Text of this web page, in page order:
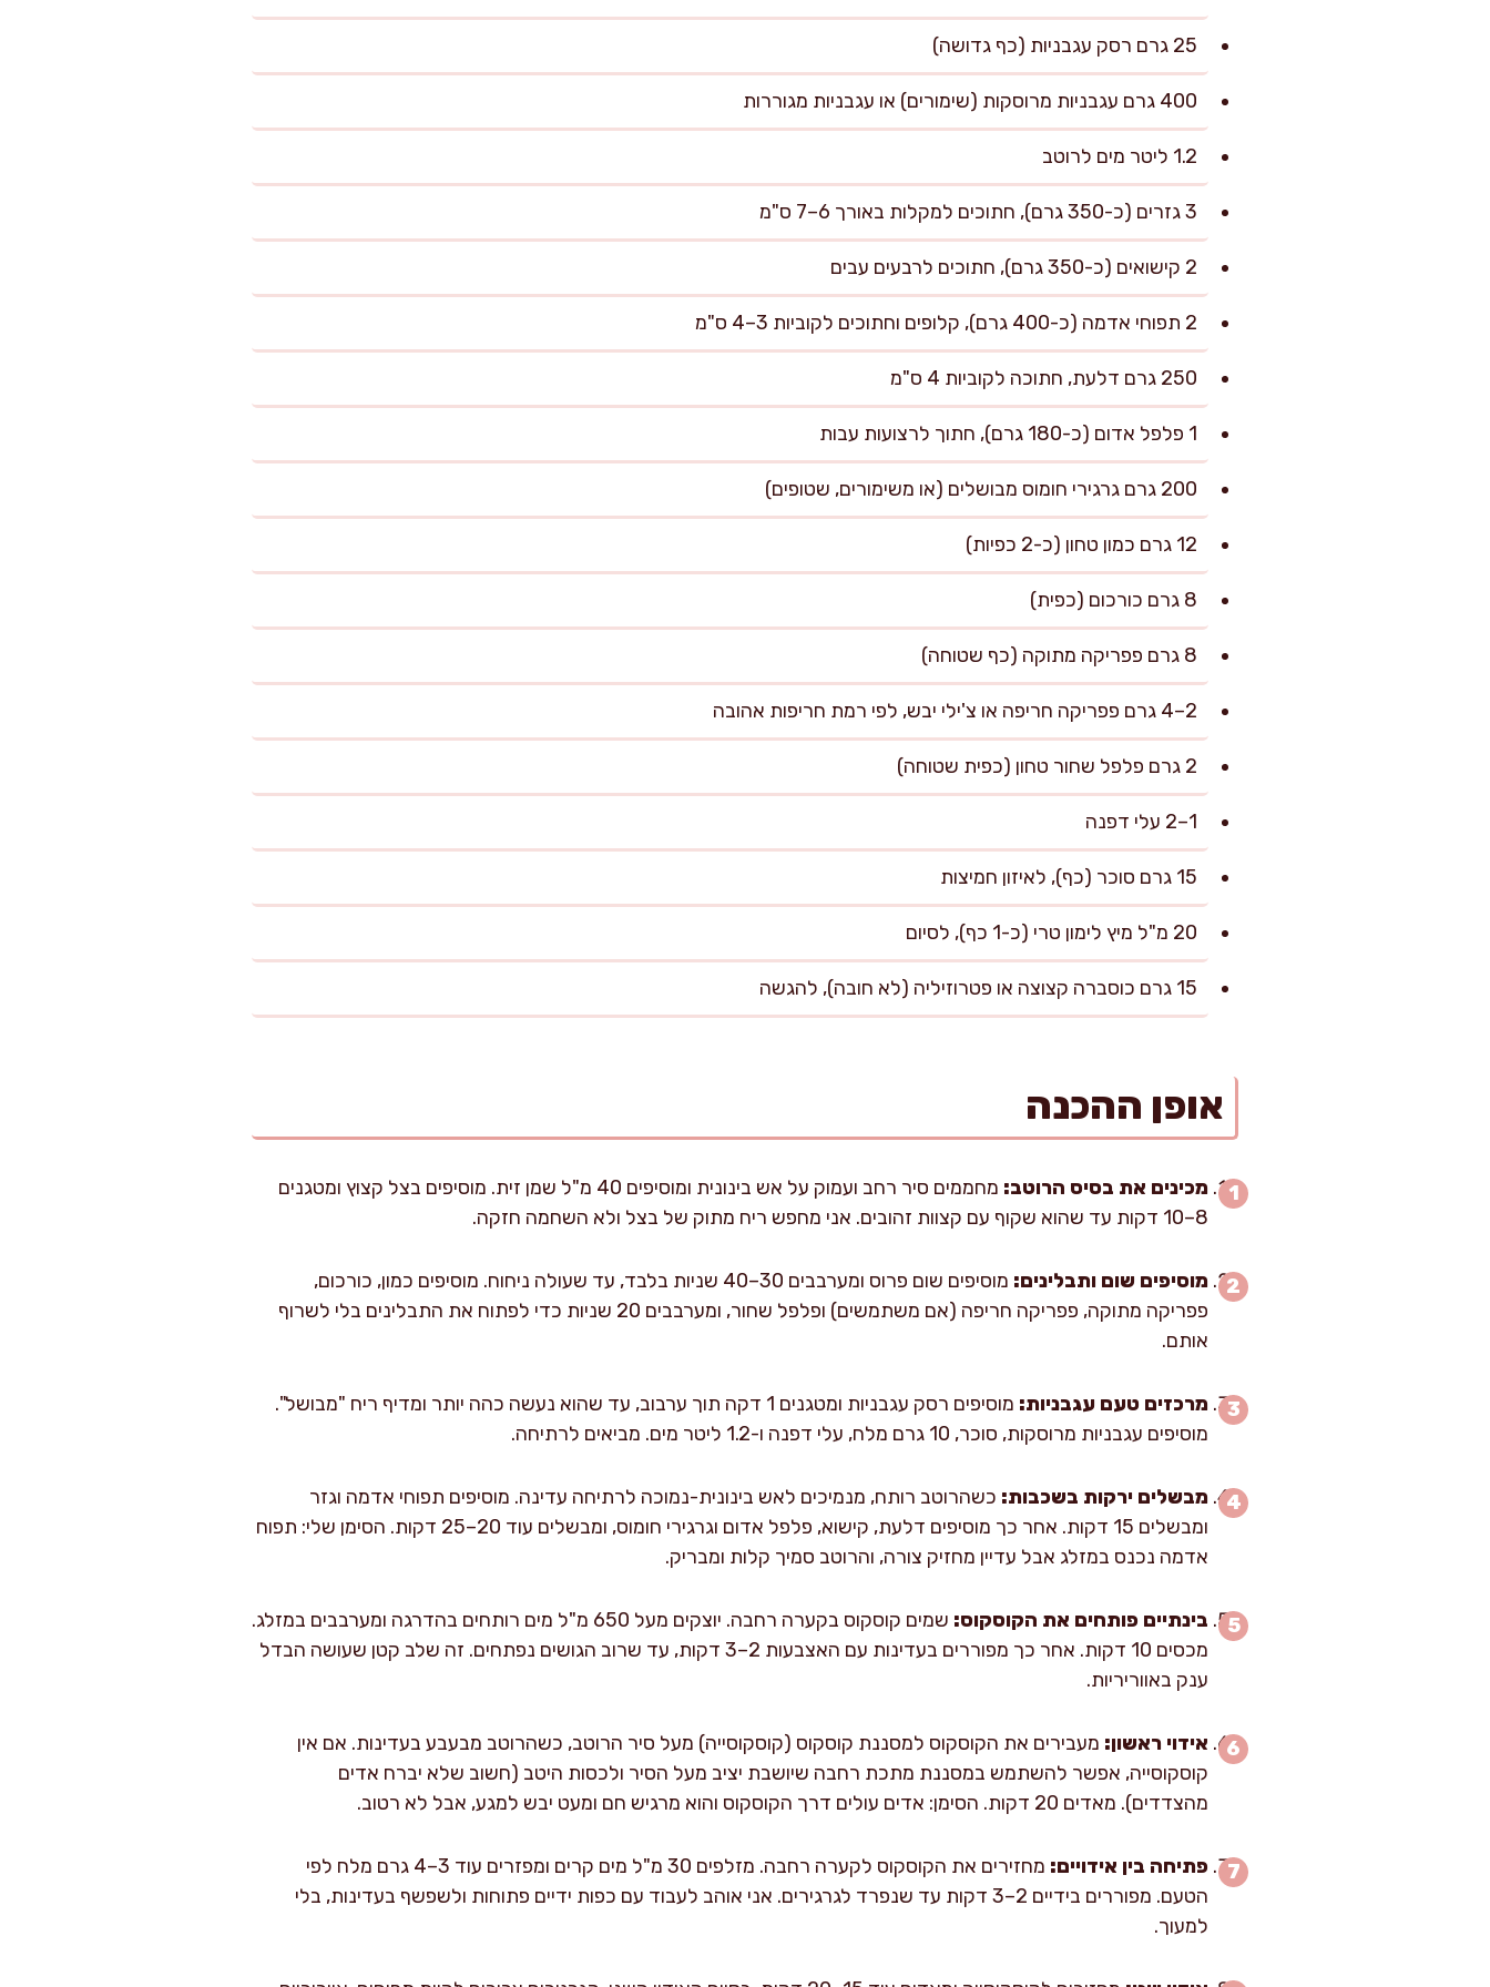
25 גרם רסק עגבניות (כף גדושה)
400 גרם עגבניות מרוסקות (שימורים) או עגבניות מגוררות
1.2 ליטר מים לרוטב
3 גזרים (כ-350 גרם), חתוכים למקלות באורך 6–7 ס"מ
2 קישואים (כ-350 גרם), חתוכים לרבעים עבים
2 תפוחי אדמה (כ-400 גרם), קלופים וחתוכים לקוביות 3–4 ס"מ
250 גרם דלעת, חתוכה לקוביות 4 ס"מ
1 פלפל אדום (כ-180 גרם), חתוך לרצועות עבות
200 גרם גרגירי חומוס מבושלים (או משימורים, שטופים)
12 גרם כמון טחון (כ-2 כפיות)
8 גרם כורכום (כפית)
8 גרם פפריקה מתוקה (כף שטוחה)
2–4 גרם פפריקה חריפה או צ'ילי יבש, לפי רמת חריפות אהובה
2 גרם פלפל שחור טחון (כפית שטוחה)
1–2 עלי דפנה
15 גרם סוכר (כף), לאיזון חמיצות
20 מ"ל מיץ לימון טרי (כ-1 כף), לסיום
15 גרם כוסברה קצוצה או פטרוזיליה (לא חובה), להגשה
אופן ההכנה
מכינים את בסיס הרוטב:
מחממים סיר רחב ועמוק על אש בינונית ומוסיפים 40 מ"ל שמן זית. מוסיפים בצל קצוץ ומטגנים
8–10 דקות עד שהוא שקוף עם קצוות זהובים. אני מחפש ריח מתוק של בצל ולא השחמה חזקה.
מוסיפים שום ותבלינים:
מוסיפים שום פרוס ומערבבים 30–40 שניות בלבד, עד שעולה ניחוח. מוסיפים כמון, כורכום,
פפריקה מתוקה, פפריקה חריפה (אם משתמשים) ופלפל שחור, ומערבבים 20 שניות כדי לפתוח את התבלינים בלי לשרוף
אותם.
מרכזים טעם עגבניות:
מוסיפים רסק עגבניות ומטגנים 1 דקה תוך ערבוב, עד שהוא נעשה כהה יותר ומדיף ריח "מבושל".
מוסיפים עגבניות מרוסקות, סוכר, 10 גרם מלח, עלי דפנה ו-1.2 ליטר מים. מביאים לרתיחה.
מבשלים ירקות בשכבות: כשהרוטב רותח, מנמיכים לאש בינונית-נמוכה לרתיחה עדינה. מוסיפים תפוחי אדמה וגזר
ומבשלים 15 דקות. אחר כך מוסיפים דלעת, קישוא, פלפל אדום וגרגירי חומוס, ומבשלים עוד 20–25 דקות. הסימן שלי: תפוח
אדמה נכנס במזלג אבל עדיין מחזיק צורה, והרוטב סמיך קלות ומבריק.
בינתיים פותחים את הקוסקוס:
שמים קוסקוס בקערה רחבה. יוצקים מעל 650 מ"ל מים רותחים בהדרגה ומערבבים במזלג.
מכסים 10 דקות. אחר כך מפוררים בעדינות עם האצבעות 2–3 דקות, עד שרוב הגושים נפתחים. זה שלב קטן שעושה הבדל
ענק באווריריות.
אידוי ראשון: מעבירים את הקוסקוס למסננת קוסקוס (קוסקוסייה) מעל סיר הרוטב, כשהרוטב מבעבע בעדינות. אם אין
קוסקוסייה, אפשר להשתמש במסננת מתכת רחבה שיושבת יציב מעל הסיר ולכסות היטב (חשוב שלא יברח אדים
מהצדדים). מאדים 20 דקות. הסימן: אדים עולים דרך הקוסקוס והוא מרגיש חם ומעט יבש למגע, אבל לא רטוב.
פתיחה בין אידויים:
מחזירים את הקוסקוס לקערה רחבה. מזלפים 30 מ"ל מים קרים ומפזרים עוד 3–4 גרם מלח לפי
הטעם. מפוררים בידיים 2–3 דקות עד שנפרד לגרגירים. אני אוהב לעבוד עם כפות ידיים פתוחות ולשפשף בעדינות, בלי
למעוך.